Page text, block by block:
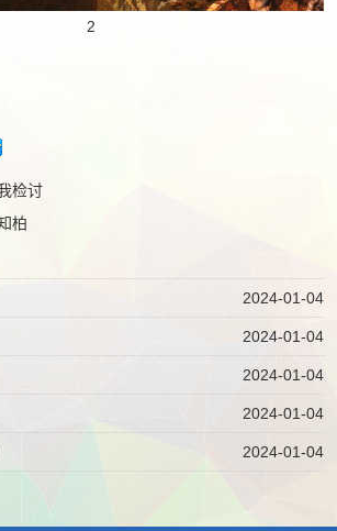
2
检讨
柏
2024-01-04
2024-01-04
2024-01-04
2024-01-04
2024-01-04